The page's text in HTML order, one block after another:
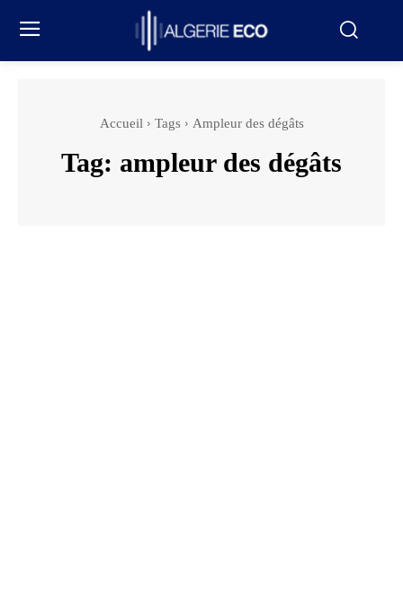
Accueil Tags Ampleur des dégâts
Tag: ampleur des dégâts